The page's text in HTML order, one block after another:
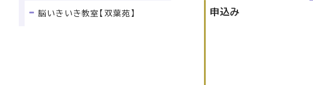
申込み
脳いきいき教室【双葉苑】